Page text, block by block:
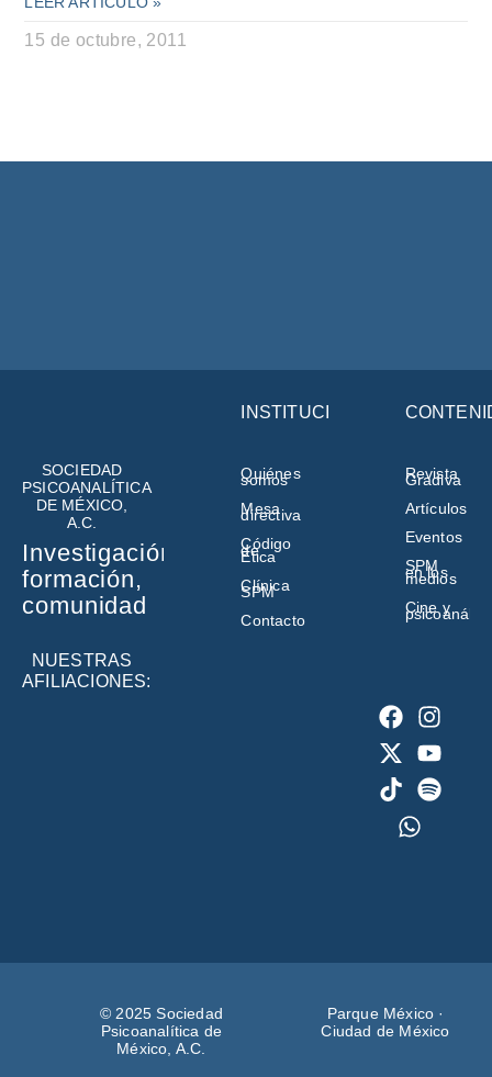
15 de octubre, 2011
SOCIEDAD
PSICOANALÍTICA
DE MÉXICO,
A.C.
Investigación,
formación,
comunidad
NUESTRAS
AFILIACIONES:
INSTITUCIÓN
Quiénes
somos
Mesa
directiva
Código
de
Ética
Clínica
SPM
Contacto
Revista
Gradiva
Artículos
Eventos
SPM
en los
medios
Cine y
© 2025 Sociedad
Psicoanalítica de
México, A.C.
Parque México ·
Ciudad de México